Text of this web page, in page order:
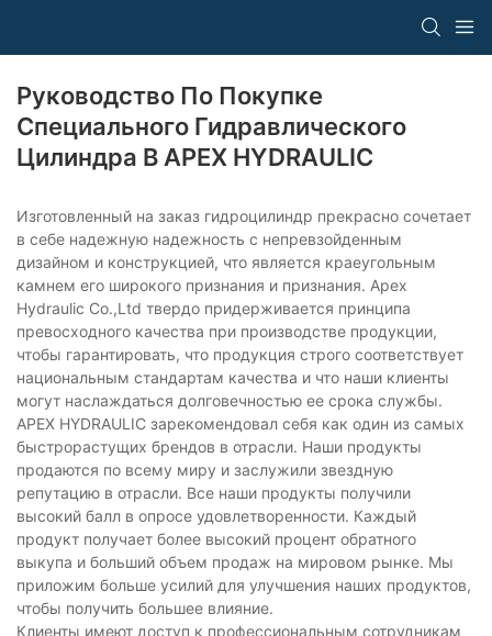
Руководство По Покупке
Специального Гидравлического
Цилиндра В APEX HYDRAULIC
Изготовленный на заказ гидроцилиндр прекрасно сочетает
в себе надежную надежность с непревзойденным
дизайном и конструкцией, что является краеугольным
камнем его широкого признания и признания. Apex
Hydraulic Co.,Ltd твердо придерживается принципа
превосходного качества при производстве продукции,
чтобы гарантировать, что продукция строго соответствует
национальным стандартам качества и что наши клиенты
могут наслаждаться долговечностью ее срока службы.
APEX HYDRAULIC зарекомендовал себя как один из самых
быстрорастущих брендов в отрасли. Наши продукты
продаются по всему миру и заслужили звездную
репутацию в отрасли. Все наши продукты получили
высокий балл в опросе удовлетворенности. Каждый
продукт получает более высокий процент обратного
выкупа и больший объем продаж на мировом рынке. Мы
приложим больше усилий для улучшения наших продуктов,
чтобы получить большее влияние.
Клиенты имеют доступ к профессиональным сотрудникам